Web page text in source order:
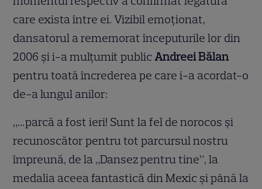
care exista între ei. Vizibil emoționat,
dansatorul a rememorat începuturile lor din
2006 și i-a mulțumit publicAndreei Bălan
pentru toată încrederea pe care i-a acordat-o
de-a lungul anilor:
„…parcă a fost ieri! Sunt la fel de norocos și
recunoscător pentru tot parcursul nostru
împreună, de la „Dansez pentru tine”, la
medalia aceea fantastică din Mexic și până la